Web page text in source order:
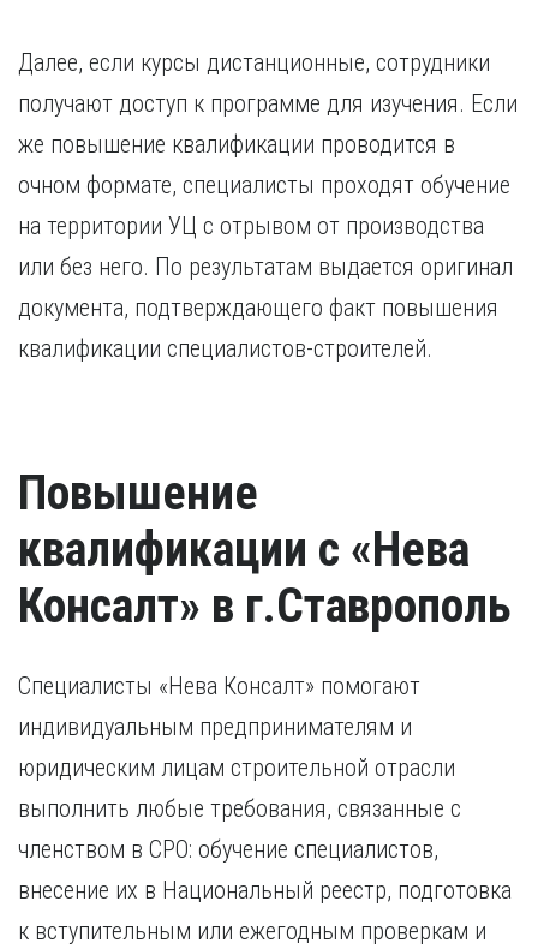
Далее, если курсы дистанционные, сотрудники
получают доступ к программе для изучения. Если
же повышение квалификации проводится в
очном формате, специалисты проходят обучение
на территории УЦ с отрывом от производства
или без него. По результатам выдается оригинал
документа, подтверждающего факт повышения
квалификации специалистов-строителей.
Повышение
квалификации с «Нева
Консалт» в г.Ставрополь
Специалисты «Нева Консалт» помогают
индивидуальным предпринимателям и
юридическим лицам строительной отрасли
выполнить любые требования, связанные с
членством в СРО: обучение специалистов,
внесение их в Национальный реестр, подготовка
к вступительным или ежегодным проверкам и